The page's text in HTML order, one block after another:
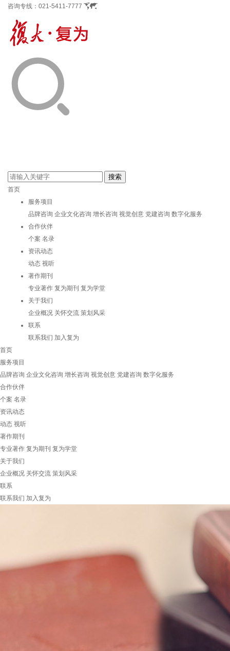
咨询专线： 021-5411-7777
首页
服务项目
品牌咨询 企业文化咨询 增长咨询 视觉创意 党建咨询 数字化服务
合作伙伴
个案 名录
资讯动态
动态 视听
著作期刊
专业著作 复为期刊 复为学堂
关于我们
企业概况 关怀交流 策划风采
联系
联系我们 加入复为
首页
服务项目
品牌咨询 企业文化咨询 增长咨询 视觉创意 党建咨询 数字化服务
合作伙伴
个案 名录
资讯动态
动态 视听
著作期刊
专业著作 复为期刊 复为学堂
关于我们
企业概况 关怀交流 策划风采
联系
联系我们 加入复为